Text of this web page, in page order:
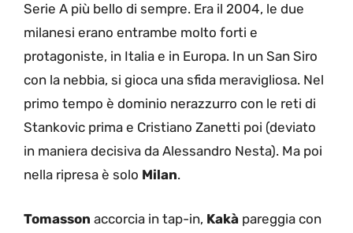
Serie A più bello di sempre. Era il 2004, le due
milanesi erano entrambe molto forti e
protagoniste, in Italia e in Europa. In un San Siro
con la nebbia, si gioca una sfida meravigliosa. Nel
primo tempo è dominio nerazzurro con le reti di
Stankovic prima e Cristiano Zanetti poi (deviato
in maniera decisiva da Alessandro Nesta). Ma poi
nella ripresa è solo Milan.
Tomasson accorcia in tap-in, Kakà pareggia con